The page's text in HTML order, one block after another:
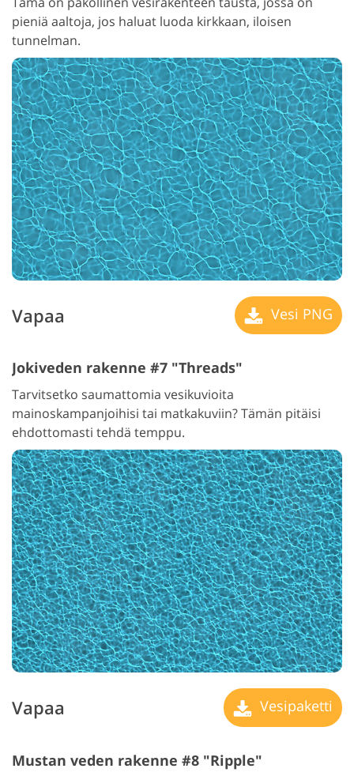
pieniä aaltoja, jos haluat luoda kirkkaan, iloisen
tunnelman.
Vapaa Vesi PNG
Jokiveden rakenne #7 "Threads"
Tarvitsetko saumattomia vesikuvioita
mainoskampanjoihisi tai matkakuviin? Tämän pitäisi
ehdottomasti tehdä temppu.
Vapaa Vesipaketti
Mustan veden rakenne #8 "Ripple"